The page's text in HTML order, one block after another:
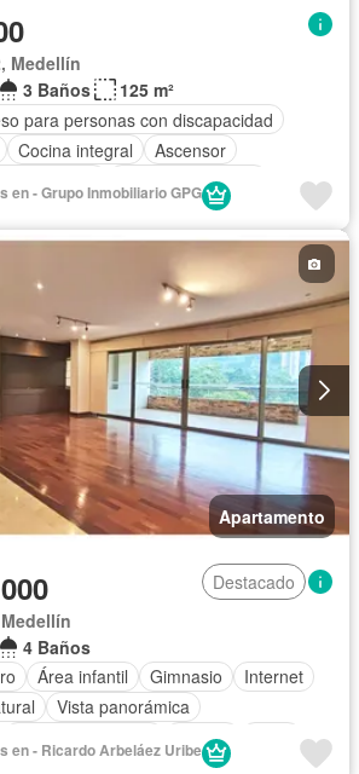
Medellín
3 Baños
125 m²
para personas con discapacidad
Cocina integral
Ascensor
Cuarto de servicio
en - Grupo Inmobiliario GPG
Apartamento
Destacado
4 Baños
Área infantil Gimnasio
Internet
Vista panorámica
Piscina
en - Ricardo Arbeláez Uribe